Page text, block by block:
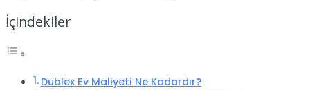
İçindekiler
Dublex Ev Maliyeti Ne Kadardır?